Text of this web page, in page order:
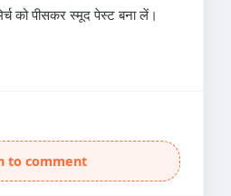
को पीसकर स्मूद पेस्ट बना लें।
to comment